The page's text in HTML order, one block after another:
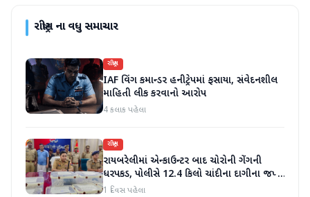
રાષ્ટ્રીયના વધુ સમાચાર
રાષ્ટ્રીય
IAF વિંગ કમાન્ડર હનીટ્રેપમાં ફસાયા, સંવેદનશીલ
માહિતી લીક કરવાનો આરોપ
4 કલાક પહેલા
રાષ્ટ્રીય
રાયબરેલીમાં એન્કાઉન્ટર બાદ ચોરોની ગેંગની
ધરપકડ, પોલીસે 12.4 કિલો ચાંદીના દાગીના જપ્ત
કર્યા
1 દિવસ પહેલા